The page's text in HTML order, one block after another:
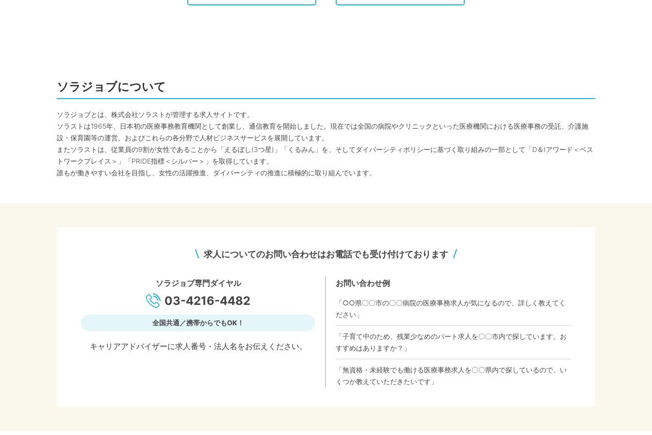
ソラジョブについて
ソラジョブとは、株式会社ソラストが管理する求人サイトです。
ソラストは1965年、日本初の医療事務教育機関として創業し、通信教育を開始しました。現在では全国の病院やクリニックといった医療機関における医療事務の受託、介護施
設・保育園等の運営、およびこれらの各分野で人材ビジネスサービスを展開しています。
またソラストは、従業員の9割が女性であることから「えるぼし(3つ星)」「くるみん」を、そしてダイバーシティポリシーに基づく取り組みの一部として「D＆Iアワード＜ベス
トワークプレイス＞」「PRIDE指標＜シルバー＞」を取得しています。
誰もが働きやすい会社を目指し、女性の活躍推進、ダイバーシティの推進に積極的に取り組んでいます。
求人についてのお問い合わせはお電話でも受け付けております
ソラジョブ専門ダイヤル
03-4216-4482
全国共通／携帯からでもOK！
キャリアアドバイザーに求人番号・法人名をお伝えください。
お問い合わせ例
「○○県〇〇市の〇〇病院の医療事務求人が気になるので、詳しく教えてく
ださい」
「子育て中のため、残業少なめのパート求人を〇〇市内で探しています。お
すすめはありますか？」
「無資格・未経験でも働ける医療事務求人を〇〇県内で探しているので、い
くつか教えていただきたいです」